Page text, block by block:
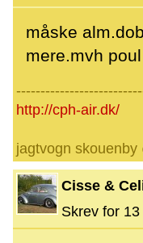
måske
mere.mvh poul
http://cph-air.dk/
jagtvogn skouenby
Cisse &
Skrev for